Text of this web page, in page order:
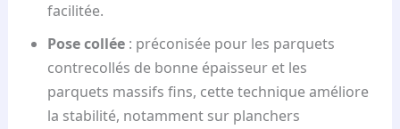
facilitée.
Pose collée: préconisée pour les parquets
contrecollés de bonne épaisseur et les
parquets massifs fins, cette technique améliore
la stabilité, notamment sur planchers